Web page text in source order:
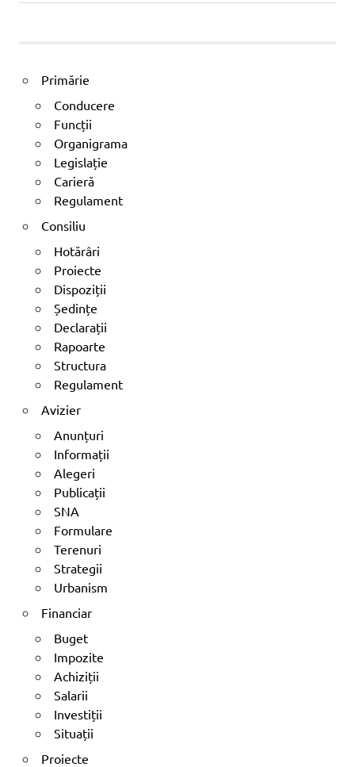
Primărie
Conducere
Funcții
Organigrama
Legislație
Carieră
Regulament
Consiliu
Hotărâri
Proiecte
Dispoziții
Ședințe
Declarații
Rapoarte
Structura
Regulament
Avizier
Anunțuri
Informații
Alegeri
Publicații
SNA
Formulare
Terenuri
Strategii
Urbanism
Financiar
Buget
Impozite
Achiziții
Salarii
Investiții
Situații
Proiecte